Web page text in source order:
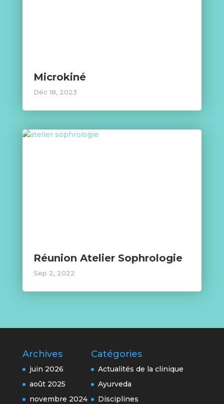
Microkiné
Déc 18, 2023
Réunion Atelier Sophrologie
Sep 2, 2022
Archives
juin 2026
août 2025
novembre 2024
Catégories
Actualités de la clinique
Ayurveda
Disciplines